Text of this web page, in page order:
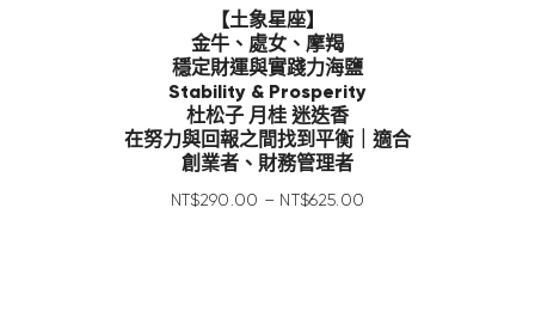
【土象星座】
金牛、處女、摩羯
穩定財運與實踐力海鹽
Stability & Prosperity
杜松子 月桂 迷迭香
在努力與回報之間找到平衡｜適合
創業者、財務管理者
NT$290 00 – NT$625 00